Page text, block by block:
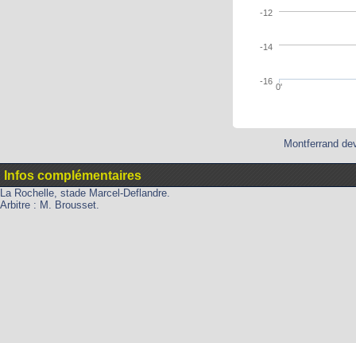
0'
-16
-14
-12
Montferrand
Infos complémentaires
La Rochelle, stade Marcel-Deflandre.
Arbitre : M. Brousset.